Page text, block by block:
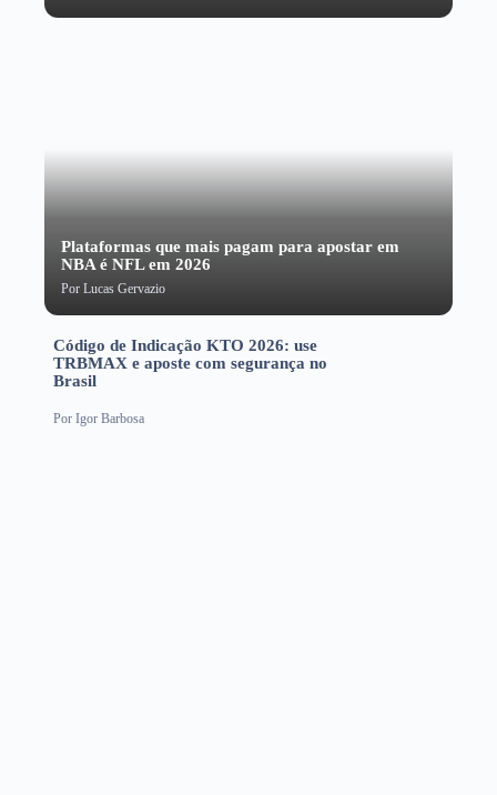
Plataformas que mais pagam para apostar em
NBA é NFL em 2026
Por Lucas Gervazio
Código de Indicação KTO 2026: use
TRBMAX e aposte com segurança no
Brasil
Por Igor Barbosa